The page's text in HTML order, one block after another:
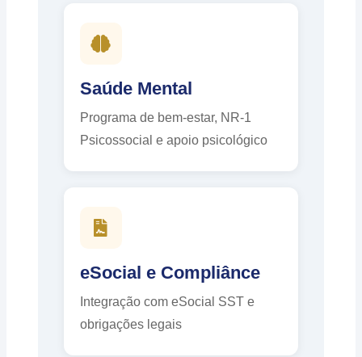
Saúde Mental
Programa de bem-estar, NR-1
Psicossocial e apoio psicológico
eSocial e Compliânce
Integração com eSocial SST e
obrigações legais